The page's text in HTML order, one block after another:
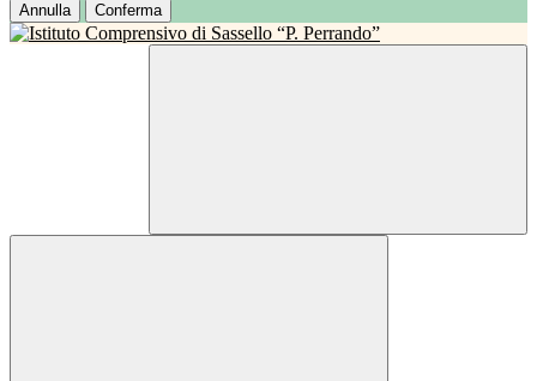
Annulla Conferma